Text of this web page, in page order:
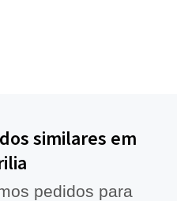
similares em
pedidos para